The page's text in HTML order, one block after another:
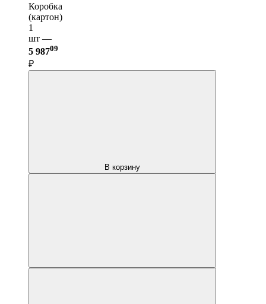
Коробка
(картон)
1
шт —
5 98709
₽
В корзину